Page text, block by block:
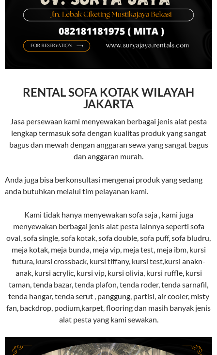
RENTAL SOFA KOTAK WILAYAH
JAKARTA
Jasa persewaan kami menyewakan berbagai jenis alat pesta
lengkap termasuk sofa dengan kualitas produk yang sangat
bagus dan mewah dengan anggaran sewa yang sangat bagus
dan anggaran murah.
Anda juga bisa berkonsultasi mengenai produk yang sedang
anda butuhkan melalui tim pelayanan kami.
Kami tidak hanya menyewakan sofa saja , kami juga
menyewakan berbagai jenis alat pesta lainnya seperti sofa
oval, sofa single, sofa kotak, sofa double, sofa puff, sofa bludru,
meja kotak, meja bunda, meja vip, meja test, meja ibm, kursi
futura, kursi crossback, kursi tiffany, kursi test,kursi anakn-
anak, kursi acrylic, kursi vip, kursi olivia, kursi ruffle, kursi
taman, tenda bazar, tenda plafon, tenda roder, tenda sarnafil,
tenda hangar, tenda serut , panggung, partisi, air cooler, misty
fan, backdrop, podium,karpet, flooring dan masih banyak jenis
alat pesta yang kami sewakan.